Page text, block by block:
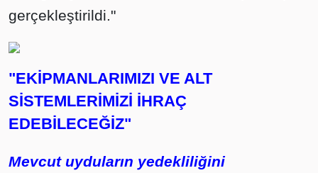
gerçekleştirildi."
"EKİPMANLARIMIZI VE ALT
SİSTEMLERİMİZİ İHRAÇ
EDEBİLECEĞİZ"
Mevcut uyduların yedekliliğini